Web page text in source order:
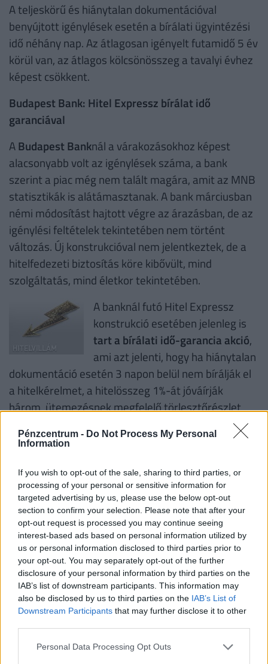
Pénzcentrum - Do Not Process My Personal
Information
If you wish to opt-out of the sale, sharing to third parties, or
processing of your personal or sensitive information for
targeted advertising by us, please use the below opt-out
section to confirm your selection. Please note that after your
opt-out request is processed you may continue seeing
interest-based ads based on personal information utilized by
us or personal information disclosed to third parties prior to
your opt-out. You may separately opt-out of the further
disclosure of your personal information by third parties on the
IAB’s list of downstream participants. This information may
also be disclosed by us to third parties on the IAB’s List of
Downstream Participants that may further disclose it to other
Personal Data Processing Opt Outs
A teljeskörű és hiánytalan dokumentációval
benyújtott igénylések esetén a bírálati ügyintézési
idő néhány nap. Az átlagosan igényelt futamidő 5 év
körül van, az átlagos kölcsönösszeg a tavalyi évhez
képest csökkent.
Budapest Bank: Hitel Expressz bírálat idő
garanciával
ABudapest Banknál a várakozásokhoz képest
alacsonyabb volt az igénylések száma, a bank
szerint a piac még nem talált magára, amit az MNB
statisztikák is alátámasztanak. A bank márciusban
némi módosítást hajtott végre az árazásban, de az
igénylési feltételek tekintetében nem történt
változás. Új konstrukcióval nem jelentkeztek, de a
hitelfedezeti biztosítás köre kibővült, mind
szolgáltatás, mind életkor tekintetében.
A banknál futó Hitel Expressz
konstrukció esetében jelenleg is
tart a bírálati idő-garancia akció,
ami azt jelenti, hogy ha hiánytalan
dokumentáció esetén 3 napon belül nem bírálják el
a hitelkérelmet, a hitelösszeg 1%-át jóváírják
három, ütemezésnek megfelelő törlesztőrészlet
befizetése után. Az átlagos ügyintézési idő 3-4
munkanap, az egyedi esetek azonban ettől
Továbbra is jellemző az ügyfelek nagy részére, hogy
a minimális havi törlesztőrészlet elérésére
törekednek, és ezt a leghosszabb futamidő
választásával igyekeznek elérni. Az átlag futamidő
így a hirdetményben elérhető futamidők felső
korlátjához esik közelebb.Hitelösszegek
tekintetében csökkenés figyelhető meg, ez a
magasabb árazásból és az ügyfelek alacsonyabb
terhelhetőségéből adódik. Az elutasított kérelmek
tekintetében nem történt jelentős változás az
elmúlt időszakban, az elutasítások aránya a